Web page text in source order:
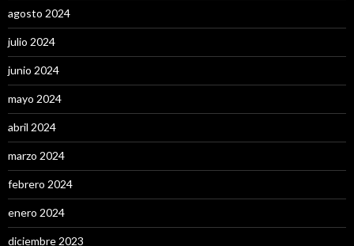
agosto 2024
julio 2024
junio 2024
mayo 2024
abril 2024
marzo 2024
febrero 2024
enero 2024
diciembre 2023